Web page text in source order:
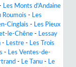
Les Monts d'Andaine
Roumois - Les
Cinglais - Les Pieux
le-Chêne - Lessay
- Lestre - Les Trois
- Les Ventes-de-
- Le Tanu - Le